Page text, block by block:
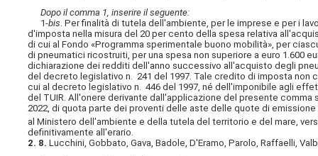
Dopo il comma 1, inserire il seguente:
1-bis. Per finalità di tutela dell'ambiente, per le imprese e per i
d'imposta nella misura del 20 per cento della spesa relativa
di cui al Fondo «Programma sperimentale buono mobilità», per
di pneumatici ricostruiti, per una spesa non superiore a euro 1.600
dichiarazione dei redditi dell'anno successivo all'acquisto degli
del decreto legislativo n. 241 del 1997. Tale credito di imposta
cui al decreto legislativo n. 446 del 1997, né dell'imponibile agli
del TUIR. All'onere derivante dall'applicazione del presente
2022, di quota parte dei proventi delle aste delle quote di emissione
al Ministero dell'ambiente e della tutela del territorio e del mare,
definitivamente all'erario.
2. 8. Lucchini, Gobbato, Gava, Badole, D'Eramo, Parolo, Raffaelli,